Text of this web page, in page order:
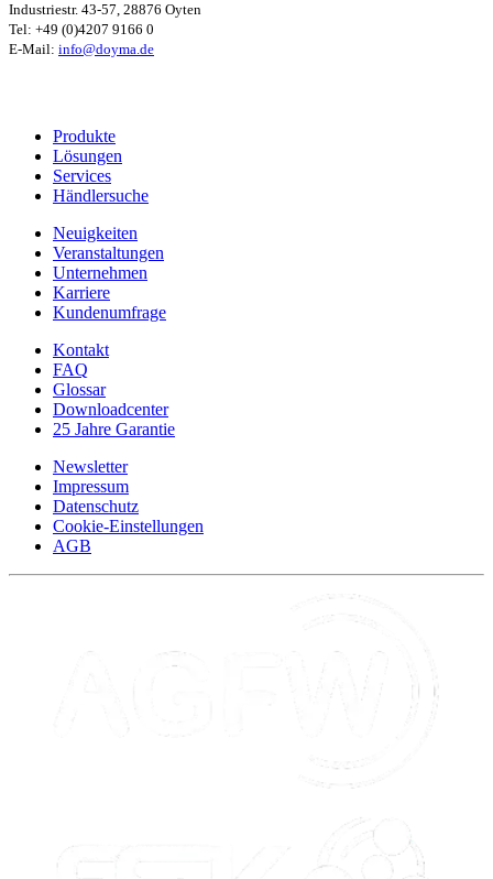
Industriestr. 43-57, 28876 Oyten
Tel: +49 (0)4207 9166 0
E-Mail: info@doyma.de
Produkte
Lösungen
Services
Händlersuche
Neuigkeiten
Veranstaltungen
Unternehmen
Karriere
Kundenumfrage
Kontakt
FAQ
Glossar
Downloadcenter
25 Jahre Garantie
Newsletter
Impressum
Datenschutz
Cookie-Einstellungen
AGB